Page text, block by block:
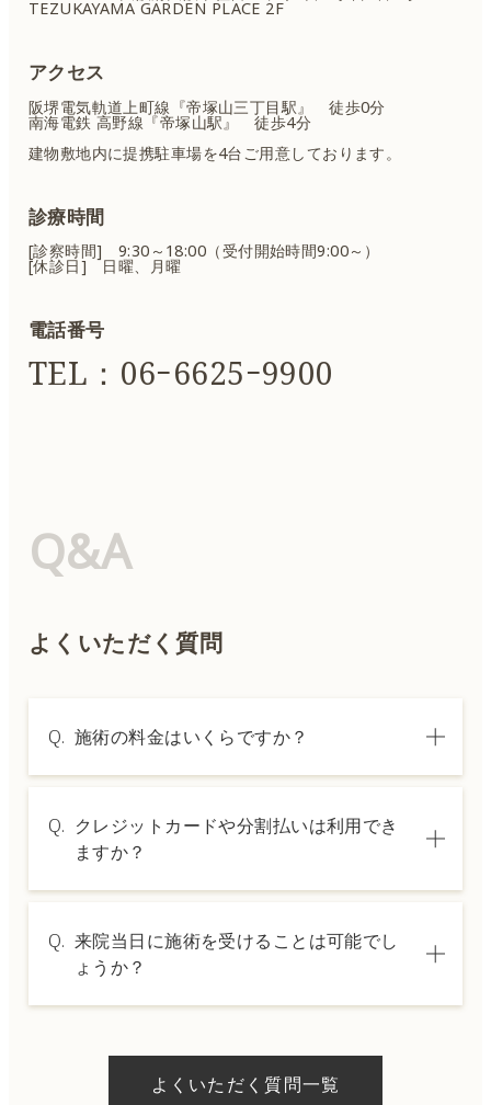
TEZUKAYAMA GARDEN PLACE 2F
アクセス
阪堺電気軌道上町線『帝塚山三丁目駅』 徒歩0分
南海電鉄 高野線『帝塚山駅』 徒歩4分
建物敷地内に提携駐車場を4台ご用意しております。
診療時間
[診察時間] 9:30～18:00（受付開始時間9:00～）
[休診日] 日曜、月曜
電話番号
TEL：06ｰ6625ｰ9900
Q&A
よくいただく質問
Q. 施術の料金はいくらですか？
は料金表ページをご確認いただくか、カウン
セリングでご案内いたします。
Q. クレジットカードや分割払いは利用でき
ますか？
した分割払いも可能です。詳細は受付スタッ
フにお問い合わせください。
Q. 来院当日に施術を受けることは可能でし
ょうか？
ただける施術もございます。当日の施術をご
よくいただく質問一覧